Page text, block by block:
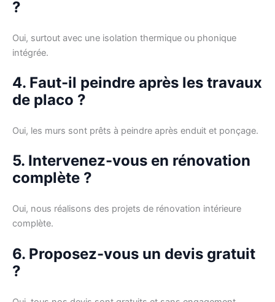
?
Oui, surtout avec une isolation thermique ou phonique
intégrée.
4. Faut-il peindre après les travaux
de placo ?
Oui, les murs sont prêts à peindre après enduit et ponçage.
5. Intervenez-vous en rénovation
complète ?
Oui, nous réalisons des projets de rénovation intérieure
complète.
6. Proposez-vous un devis gratuit
?